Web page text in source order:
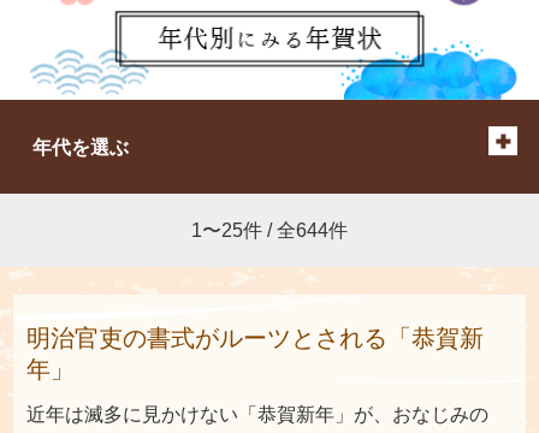
年代を選ぶ
1〜25件 / 全644件
明治官吏の書式がルーツとされる「恭賀新
年」
近年は滅多に見かけない「恭賀新年」が、おなじみの